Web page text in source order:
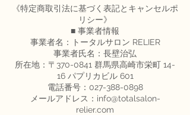
《特定商取引法に基づく表記とキャンセルポ
リシー》
■ 事業者情報
事業者名：トータルサロン RELIER
事業者氏名：長壁治弘
所在地：〒370-0841 群馬県高崎市栄町 14-
16 パプリカビル 601
電話番号：027-388-0898
メールアドレス：info@totalsalon-
relier.com